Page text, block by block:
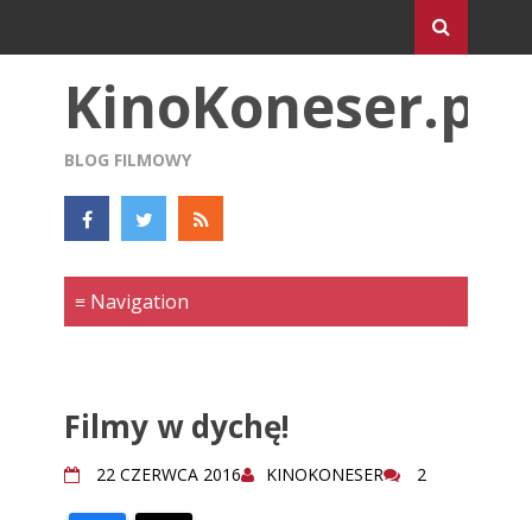
KinoKoneser.pl
BLOG FILMOWY
Filmy w dychę!
22 CZERWCA 2016 KINOKONESER 2